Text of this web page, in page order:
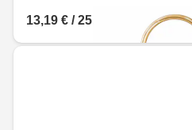
13,19 € / 25,79 лв.